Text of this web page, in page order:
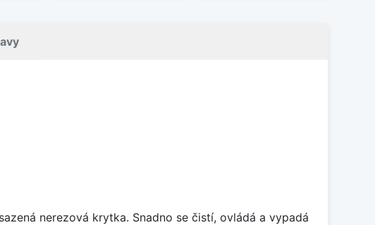
nerezová krytka. Snadno se čistí, ovládá a vypadá